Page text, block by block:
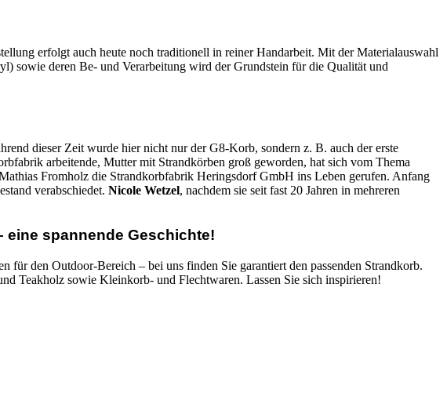
erfolgt auch heute noch traditionell in reiner Handarbeit. Mit der Materialauswahl
sowie deren Be- und Verarbeitung wird der Grundstein für die Qualität und
dieser Zeit wurde hier nicht nur der G8-Korb, sondern z. B. auch der erste
arbeitende, Mutter mit Strandkörben groß geworden, hat sich vom Thema
Fromholz die Strandkorbfabrik Heringsdorf GmbH ins Leben gerufen. Anfang
verabschiedet. Nicole Wetzel, nachdem sie seit fast 20 Jahren in mehreren
eine spannende Geschichte!
den Outdoor-Bereich – bei uns finden Sie garantiert den passenden Strandkorb.
Teakholz sowie Kleinkorb- und Flechtwaren. Lassen Sie sich inspirieren!